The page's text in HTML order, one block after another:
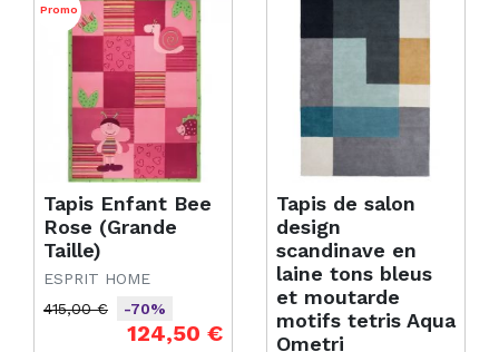
Tapis Enfant Bee
Rose (Grande
Taille)
ESPRIT HOME
Prix de base
415,00 €
-70%
124,50 €
Promo
Tapis de salon
design
scandinave en
laine tons bleus
et moutarde
motifs tetris Aqua
Ometri